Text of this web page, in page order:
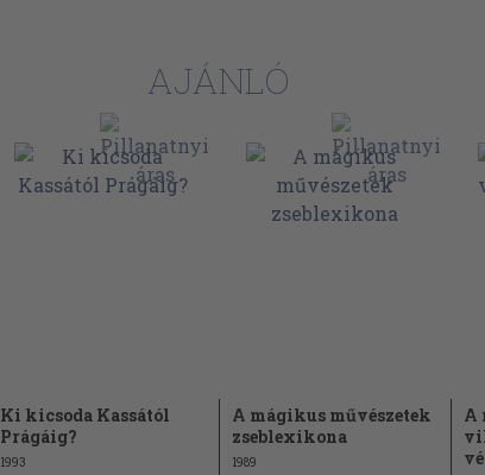
AJÁNLÓ
Ki kicsoda Kassától
Prágáig?
1993
A mágikus művészetek
zseblexikona
1989
A